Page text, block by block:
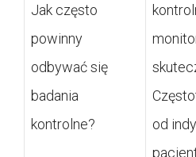
Jak często
powinny
odbywać się
badania
kontrolne?
od